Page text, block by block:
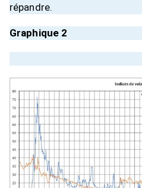
répandre.
Graphique 2